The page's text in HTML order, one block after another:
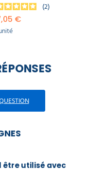
2
€
utilisé avec